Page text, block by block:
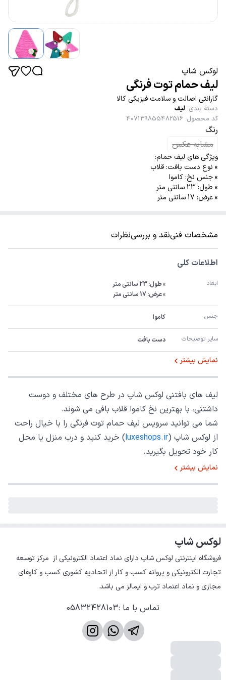
لوکس شاپ
لیف حمام توت فرنگی
گارانتی اصالت و سلامت فیزیکی کالا
دسته بندی: لیف
کد محصول:
407139855482516
رنگ
مشابه عکس
ویژگی های لیف حمام:
» نوع دست بافت: قلاب
» جنس نخ: کاموا
» طول: 23 سانتی متر
» عرض: 17 سانتی متر
مشخصات فنینقد و بررسینظرات
اطلاعات کلی
ابعاد
» عرض: 17 سانتی متر
جنس کاموا
سایر توضیحات دست بافت
نمایش بیشتر
لیف های بافتنی لوکس شاپ در طرح های مختلف و دوست
داشتنی، با بهترین نخ کاموا قلاب بافی می شوند.
شما می توانید سرویس لیف حمام توت فرنگی را با خیال راحت
از لوکس شاپ (luxeshops.ir) خرید کنید و درب منزل یا محل
کار خود تحویل بگیرید.
نمایش بیشتر
لوکس شاپ
مجازی و نماد اعتماد ترب و ایمالز می باشد.
تماس با ما :
05832428103